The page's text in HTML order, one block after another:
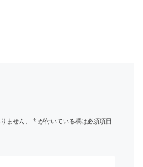
ません。 * が付いている欄は必須項目